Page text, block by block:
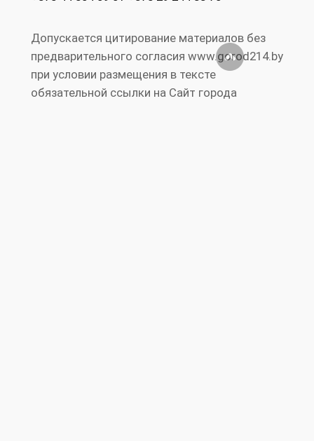
Допускается цитирование материалов без
предварительного согласия www.gorod214.by
при условии размещения в тексте
обязательной ссылки на Сайт города